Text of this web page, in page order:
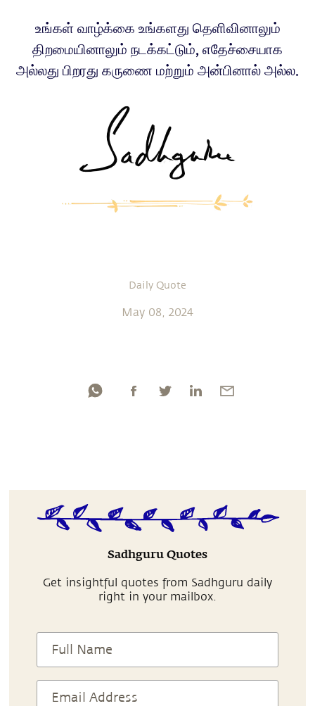
உங்கள் வாழ்க்கை உங்களது தெளிவினாலும்
திறமையினாலும் நடக்கட்டும், எதேச்சையாக
அல்லது பிறரது கருணை மற்றும் அன்பினால் அல்ல.
Daily Quote
May 08, 2024
Sadhguru Quotes
Get insightful quotes from Sadhguru daily
right in your mailbox.